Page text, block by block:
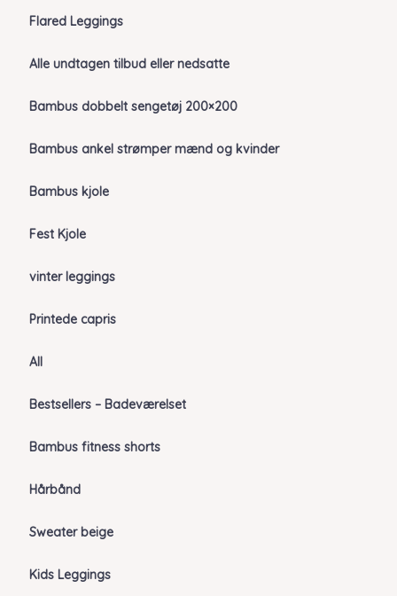
Flared Leggings
Alle undtagen tilbud eller nedsatte
Bambus dobbelt sengetøj 200×200
Bambus ankel strømper mænd og kvinder
Bambus kjole
Fest Kjole
vinter leggings
Printede capris
All
Bestsellers – Badeværelset
Bambus fitness shorts
Hårbånd
Sweater beige
Kids Leggings